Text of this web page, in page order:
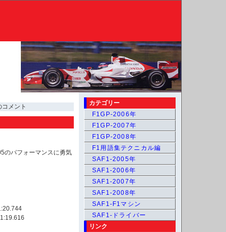
メント
のパフォーマンスに勇気
カテゴリー
F1GP-2006年
F1GP-2007年
F1GP-2008年
F1用語集テクニカル編
SAF1-2005年
SAF1-2006年
SAF1-2007年
SAF1-2008年
SAF1-F1マシン
SAF1-ドライバー
リンク